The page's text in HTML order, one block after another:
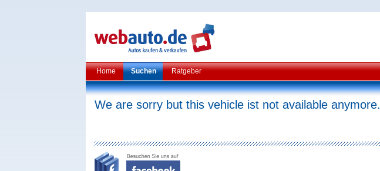
Home Suchen Ratgeber
We are sorry but this vehicle ist not available anymore.